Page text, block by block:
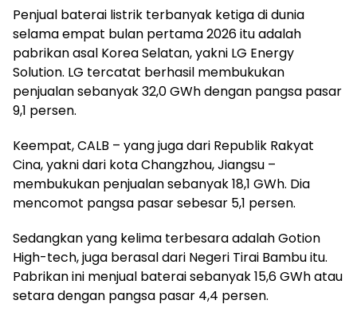
Penjual baterai listrik terbanyak ketiga di dunia
selama empat bulan pertama 2026 itu adalah
pabrikan asal Korea Selatan, yakni LG Energy
Solution. LG tercatat berhasil membukukan
penjualan sebanyak 32,0 GWh dengan pangsa pasar
9,1 persen.
Keempat, CALB – yang juga dari Republik Rakyat
Cina, yakni dari kota Changzhou, Jiangsu –
membukukan penjualan sebanyak 18,1 GWh. Dia
mencomot pangsa pasar sebesar 5,1 persen.
Sedangkan yang kelima terbesara adalah Gotion
High-tech, juga berasal dari Negeri Tirai Bambu itu.
Pabrikan ini menjual baterai sebanyak 15,6 GWh atau
setara dengan pangsa pasar 4,4 persen.